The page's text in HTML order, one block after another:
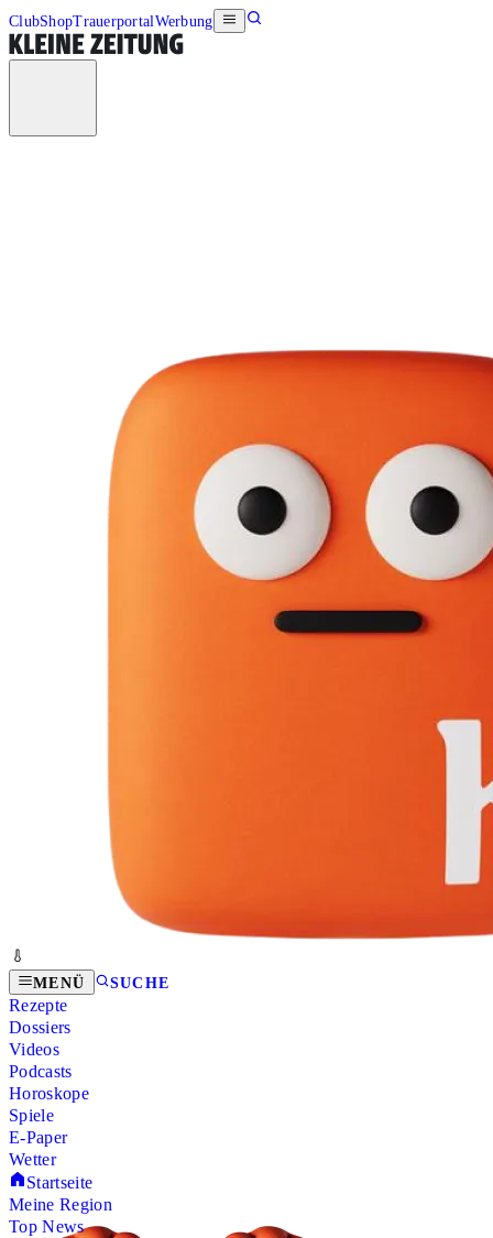
ClubShopTrauerportalWerbung
MENÜ SUCHE
Rezepte
Dossiers
Videos
Podcasts
Horoskope
Spiele
E-Paper
Wetter
Startseite
Meine Region
Top News